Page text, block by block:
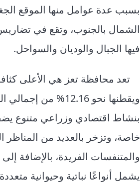
بسبب عدة عوامل منها الموقع
الشمال بالجنوب، وتقع في
فيها الجبال والوديان والسواحل.
تعد محافظة تعز هي الأعلى
ويقطنها نحو 12.16% من
بنشاط اقتصادي وزراعي متنوع
خاصة، وتزخر بالعديد من المناظر
والمتنفسات الفريدة، بالإضافة
يشمل أنواعًا نباتية وحيوانية